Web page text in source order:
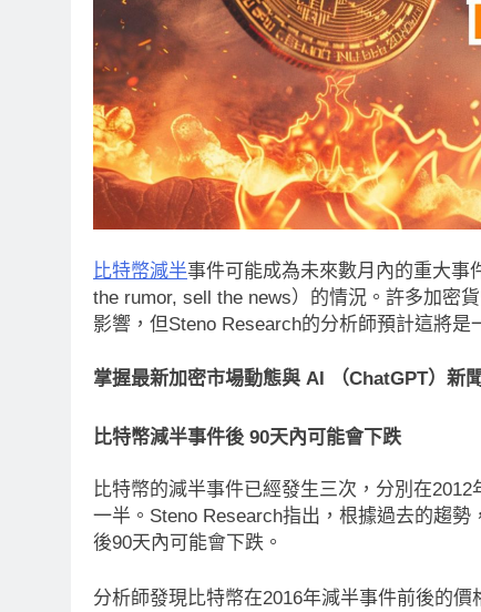
比特幣減半事件可能成為未來數月內的重大事
the rumor, sell the news）的情況。許多加密
影響，但Steno Research的分析師預計這將是
掌握最新加密市場動態與 AI （ChatGPT）新
比特幣減半事件後 90天內可能會下跌
比特幣的減半事件已經發生三次，分別在
一半。Steno Research指出，根據過去的趨
後90天內可能會下跌。
分析師發現比特幣在2016年減半事件前後的